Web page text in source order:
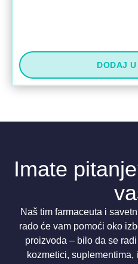
DODAJ
Imate
Naš tim farmaceuta i
rado će vam pomoći oko
proizvoda – bilo da se
kozmetici, suplementima,